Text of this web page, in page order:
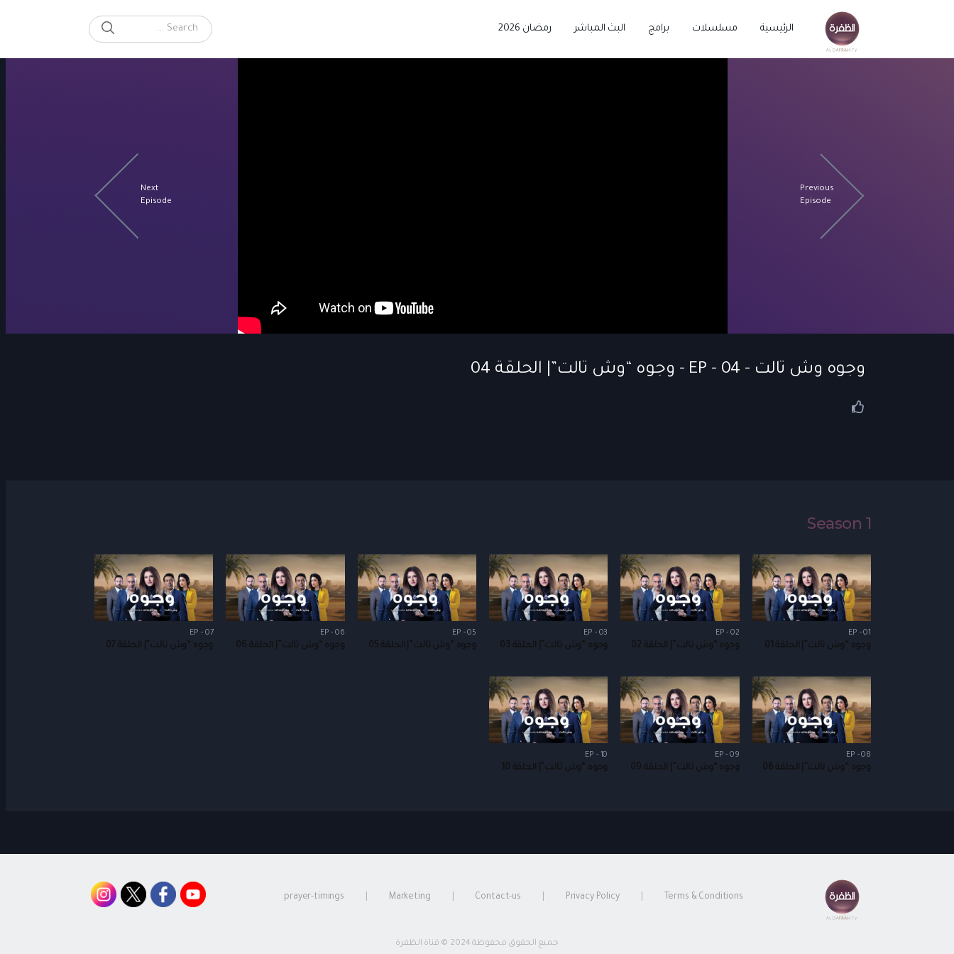
الرئيسية مسلسلات برامج البث المباشر رمضان 2026
Search for:
SEARCH
Previous
Episode
Next
Episode
وجوه وش تالت - EP - 04 - وجوه “وش تالت”| الحلقة 04
Season 1
EP - 01
وجوه “وش تالت”| الحلقة 01
EP - 02
وجوه “وش تالت”| الحلقة 02
EP - 03
وجوه “وش تالت”| الحلقة 03
EP - 05
وجوه “وش تالت”| الحلقة 05
EP - 06
وجوه “وش تالت”| الحلقة 06
EP - 07
وجوه “وش تالت”| الحلقة 07
EP - 08
وجوه “وش تالت”| الحلقة 08
EP - 09
وجوه “وش تالت”| الحلقة 09
EP - 10
وجوه “وش تالت”| الحلقة 10
Terms & Conditions
Privacy Policy
Contact-us
Marketing
prayer-timings
جميع الحقوق محفوظة 2024 © قناة الظفرة